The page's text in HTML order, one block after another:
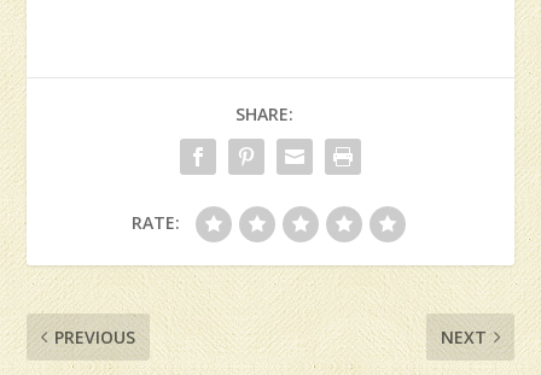
SHARE:
RATE:
PREVIOUS NEXT